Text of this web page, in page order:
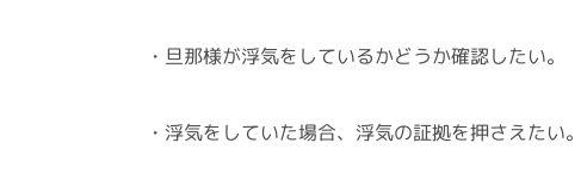
・旦那様が浮気をしているかどうか確認したい。
・浮気をしていた場合、浮気の証拠を押さえたい。